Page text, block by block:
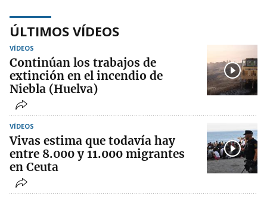
ÚLTIMOS VÍDEOS
VÍDEOS
Continúan los trabajos de
extinción en el incendio de
Niebla (Huelva)
VÍDEOS
Vivas estima que todavía hay
entre 8.000 y 11.000 migrantes
en Ceuta